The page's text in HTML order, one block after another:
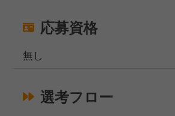
応募資格
無し
選考フロー